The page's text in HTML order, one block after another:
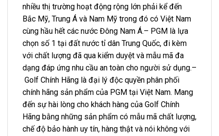
nhiều thị trường hoạt động rộng lớn phải kể đến
Bắc Mỹ, Trung Á và Nam Mỹ trong đó có Việt Nam
cùng hầu hết các nước Đông Nam Á.– PGM là lựa
chọn số 1 tại đất nước tỉ dân Trung Quốc, đi kèm
với chất lượng đã qua kiểm duyệt và mẫu mã đa
dạng đáp ứng nhu cầu an toàn cho người sử dụng.–
Golf Chính Hãng là đại lý độc quyền phân phối
chính hãng sản phẩm của PGM tại Việt Nam. Mang
đến sự hài lòng cho khách hàng của Golf Chính
Hãng bằng những sản phẩm có mẫu mã chất lượng,
chế độ bảo hành uy tín, hàng thật và nói không với